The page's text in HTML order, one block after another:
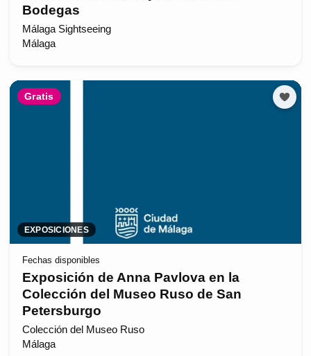
Bodegas
Málaga Sightseeing
Málaga
Gratis
EXPOSICIONES
Fechas disponibles
Exposición de Anna Pavlova en la
Colección del Museo Ruso de San
Petersburgo
Colección del Museo Ruso
Málaga